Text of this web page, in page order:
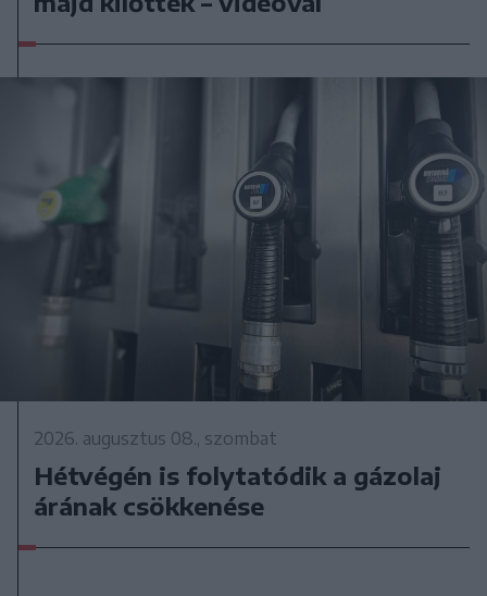
2026. augusztus 08., szombat
Hétvégén is folytatódik a gázolaj
árának csökkenése